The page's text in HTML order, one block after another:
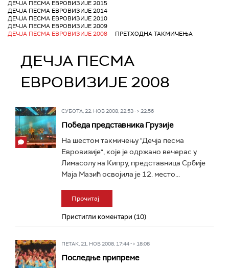
ДЕЧЈА ПЕСМА ЕВРОВИЗИЈЕ 2015
ДЕЧЈА ПЕСМА ЕВРОВИЗИЈЕ 2014
ДЕЧЈА ПЕСМА ЕВРОВИЗИЈЕ 2010
ДЕЧЈА ПЕСМА ЕВРОВИЗИЈЕ 2009
ДЕЧЈА ПЕСМА ЕВРОВИЗИЈЕ 2008
ПРЕТХОДНА ТАКМИЧЕЊА
ДЕЧЈА ПЕСМА
ЕВРОВИЗИЈЕ 2008
СУБОТА, 22. НОВ 2008, 22:53 -> 22:56
Победа представника Грузије
На шестом такмичењу "Дечја песма
Евровизије", које је одржано вечерас у
Лимасолу на Кипру, представница Србије
Маја Мазић освојила је 12. место...
Прочитај
Пристигли коментари (10)
ПЕТАК, 21. НОВ 2008, 17:44 -> 18:08
Последње припреме